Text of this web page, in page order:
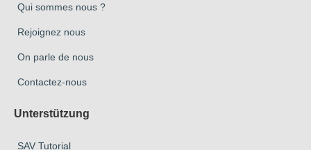
Qui sommes nous ?
Rejoignez nous
On parle de nous
Contactez-nous
Unterstützung
SAV Tutorial